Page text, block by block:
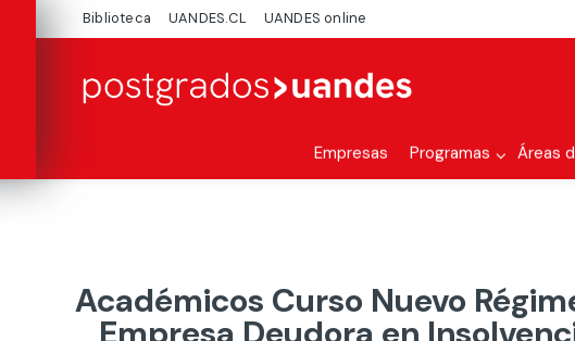
Biblioteca UANDES.CL UANDES online
Empresas Programas Áreas
Académicos Curso Nuevo